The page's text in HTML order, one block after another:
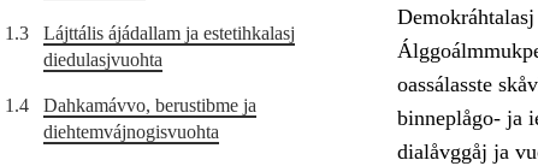
1.3
Lájttális ájádallam ja estetihkalasj
diedulasjvuohta
1.4
Dahkamávvo, berustibme ja
diehtemvájnogisvuohta
oassálasste
binneplågo- ja
dialåvggåj ja